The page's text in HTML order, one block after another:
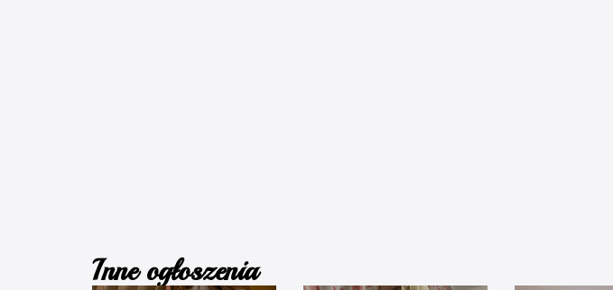
Inne ogłoszenia